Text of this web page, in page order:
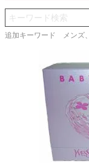
追加キーワード メンズ